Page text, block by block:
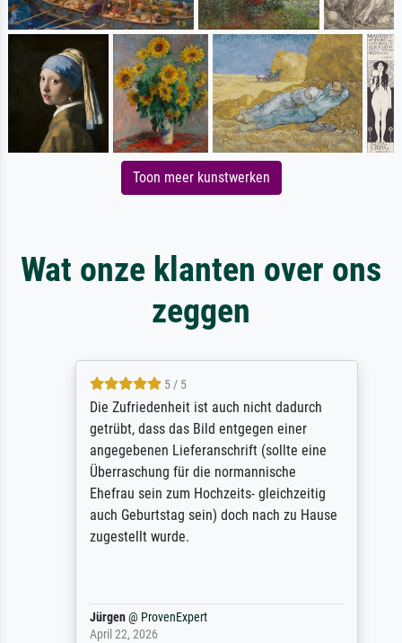
Toon meer kunstwerken
Wat onze klanten over ons
zeggen
5 / 5
Die Zufriedenheit ist auch nicht dadurch
getrübt, dass das Bild entgegen einer
angegebenen Lieferanschrift (sollte eine
Überraschung für die normannische
Ehefrau sein zum Hochzeits- gleichzeitig
auch Geburtstag sein) doch nach zu Hause
zugestellt wurde.
Jürgen@ProvenExpert
April 22, 2026